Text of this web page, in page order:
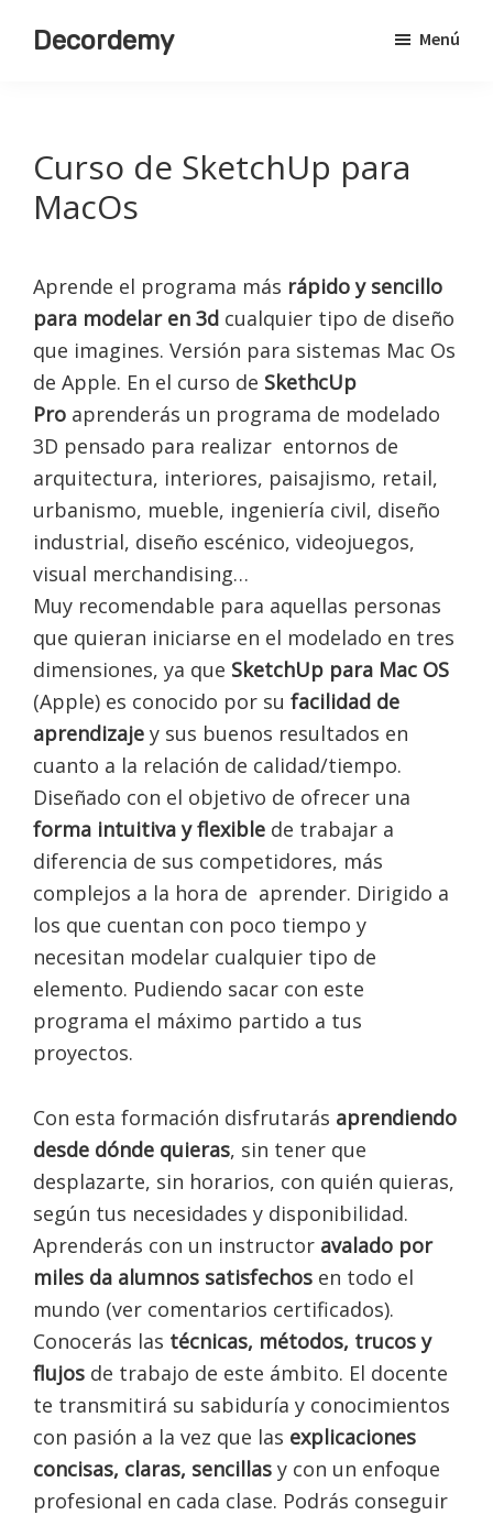
Decordemy Menú
Curso de SketchUp para
MacOs
Aprende el programa más rápido y sencillo
para modelar en 3d cualquier tipo de diseño
que imagines. Versión para sistemas Mac Os
de Apple. En el curso de SkethcUp
Pro aprenderás un programa de modelado
3D pensado para realizar entornos de
arquitectura, interiores, paisajismo, retail,
urbanismo, mueble, ingeniería civil, diseño
industrial, diseño escénico, videojuegos,
visual merchandising…
Muy recomendable para aquellas personas
que quieran iniciarse en el modelado en tres
dimensiones, ya que SketchUp para Mac OS
(Apple) es conocido por su facilidad de
aprendizaje y sus buenos resultados en
cuanto a la relación de calidad/tiempo.
Diseñado con el objetivo de ofrecer una
forma intuitiva y flexible de trabajar a
diferencia de sus competidores, más
complejos a la hora de aprender. Dirigido a
los que cuentan con poco tiempo y
necesitan modelar cualquier tipo de
elemento. Pudiendo sacar con este
programa el máximo partido a tus
proyectos.
Con esta formación disfrutarás aprendiendo
desde dónde quieras, sin tener que
desplazarte, sin horarios, con quién quieras,
según tus necesidades y disponibilidad.
Aprenderás con un instructor avalado por
miles da alumnos satisfechos en todo el
mundo (ver comentarios certificados).
Conocerás las técnicas, métodos, trucos y
flujos de trabajo de este ámbito. El docente
te transmitirá su sabiduría y conocimientos
con pasión a la vez que las explicaciones
concisas, claras, sencillas y con un enfoque
profesional en cada clase. Podrás conseguir